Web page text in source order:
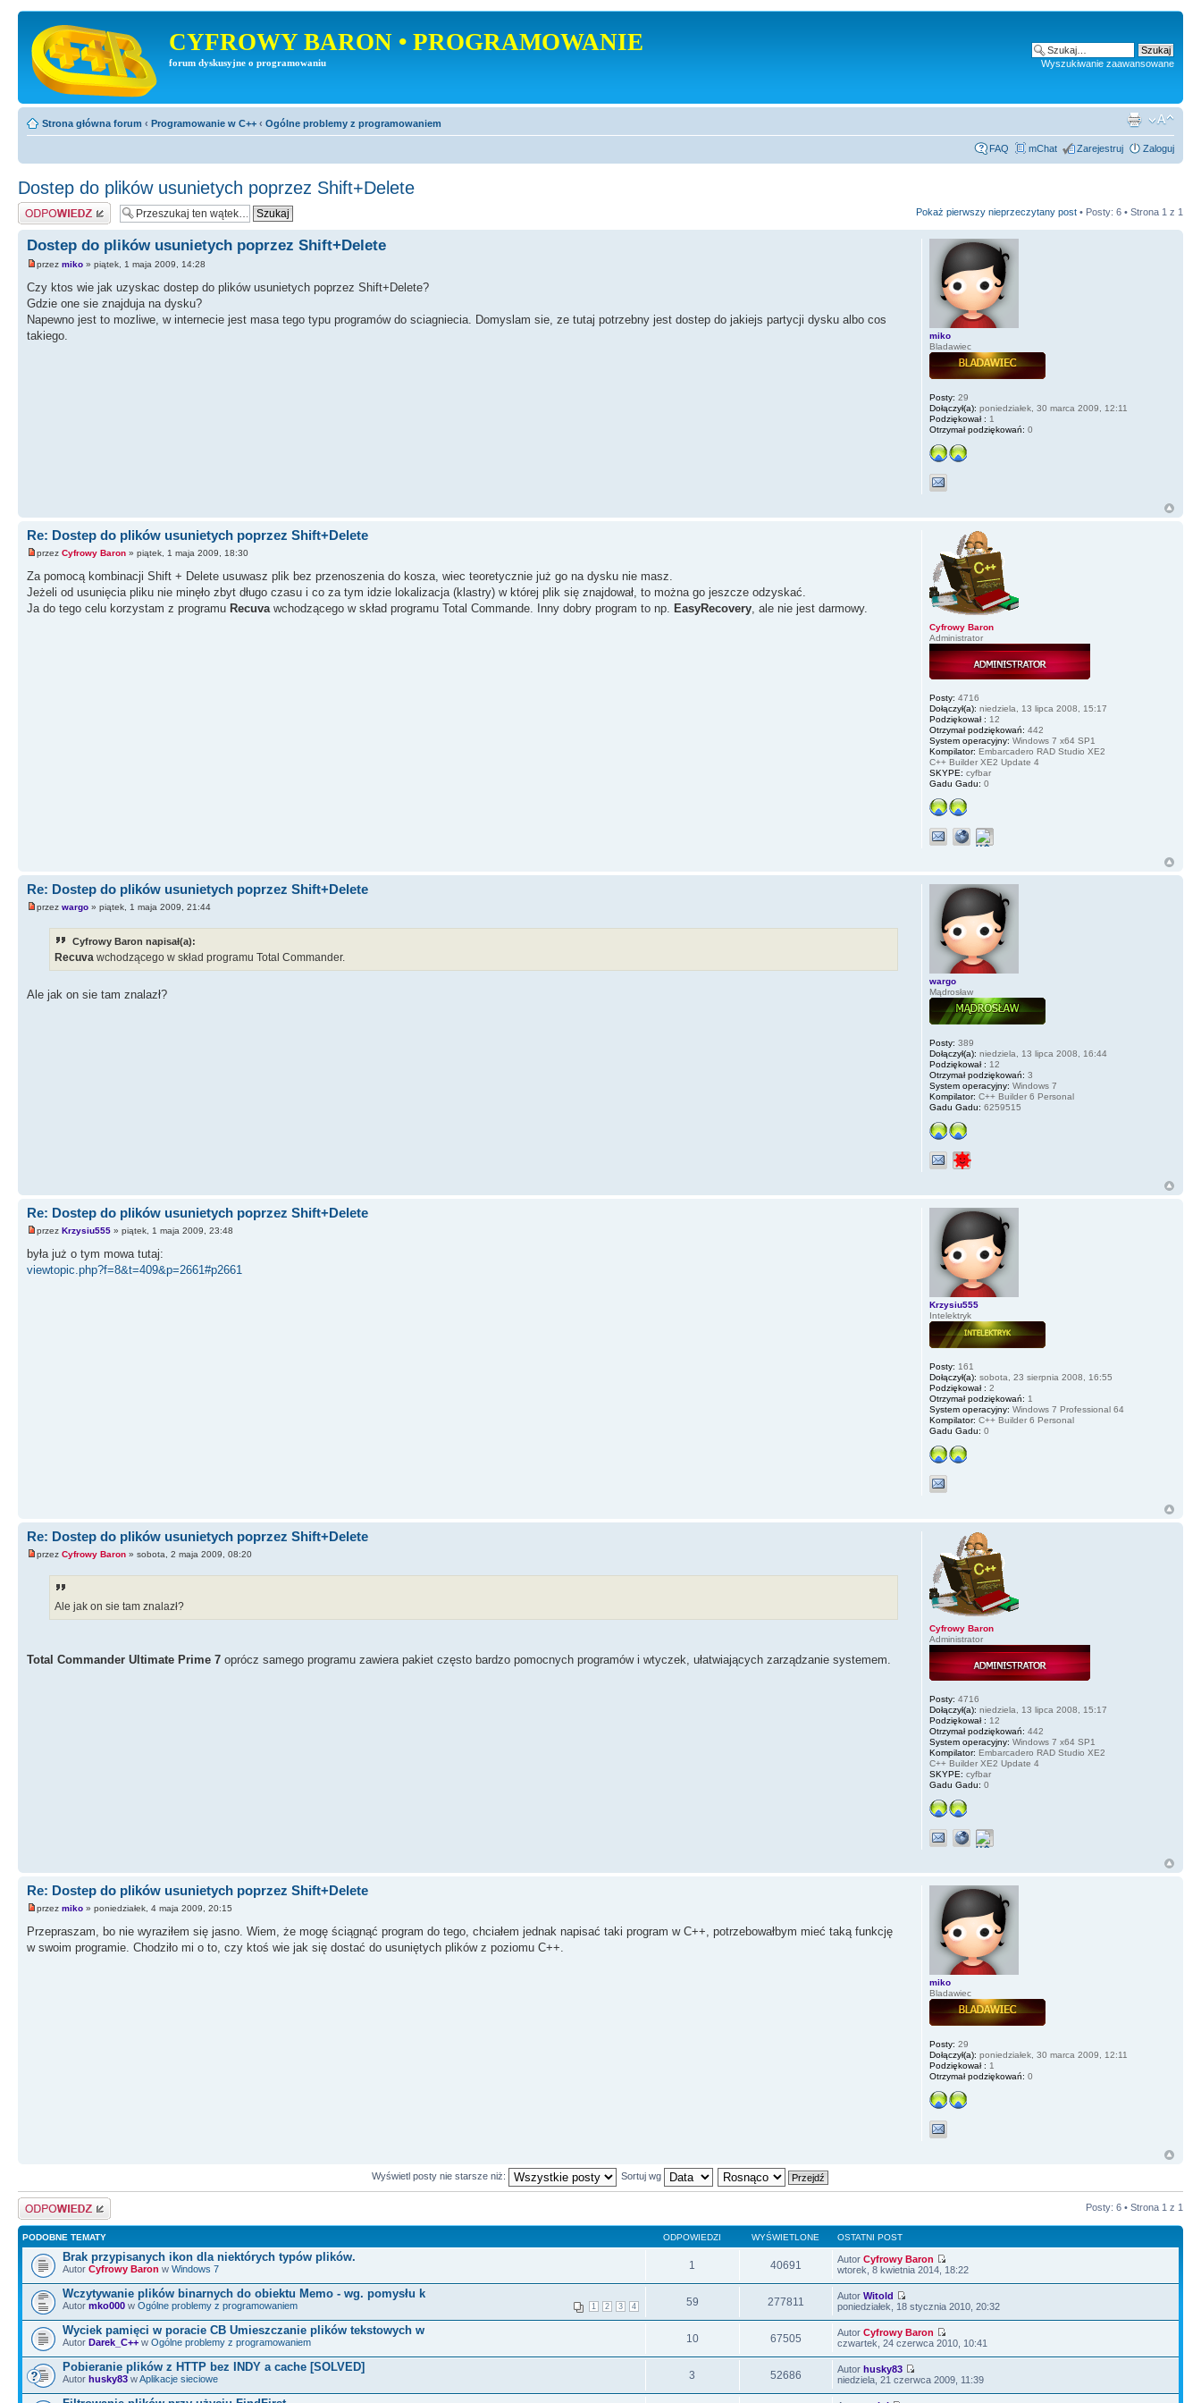
CYFROWY BARON • PROGRAMOWANIE
forum dyskusyjne o programowaniu Wyszukiwanie zaawansowane
Strona główna forum ‹ Programowanie w C++ ‹ Ogólne problemy z programowaniem
FAQ mChat Zarejestruj Zaloguj
Dostep do plików usunietych poprzez Shift+Delete
Odpowiedz Pokaż pierwszy nieprzeczytany post • Posty: 6 • Strona 1 z 1
Dostep do plików usunietych poprzez Shift+Delete
przez miko » piątek, 1 maja 2009, 14:28
Czy ktos wie jak uzyskac dostep do plików usunietych poprzez Shift+Delete?
Gdzie one sie znajduja na dysku?
Napewno jest to mozliwe, w internecie jest masa tego typu programów do sciagniecia. Domyslam sie, ze tutaj potrzebny jest dostep do jakiejs partycji dysku albo cos
takiego.
miko
Bladawiec
Posty: 29
Dołączył(a): poniedziałek, 30 marca 2009, 12:11
Podziękował : 1
Otrzymał podziękowań: 0
Re: Dostep do plików usunietych poprzez Shift+Delete
przez Cyfrowy Baron » piątek, 1 maja 2009, 18:30
Za pomocą kombinacji Shift + Delete usuwasz plik bez przenoszenia do kosza, wiec teoretycznie już go na dysku nie masz.
Jeżeli od usunięcia pliku nie minęło zbyt długo czasu i co za tym idzie lokalizacja (klastry) w której plik się znajdował, to można go jeszcze odzyskać.
Ja do tego celu korzystam z programu Recuva wchodzącego w skład programu Total Commande. Inny dobry program to np. EasyRecovery , ale nie jest darmowy.
Cyfrowy Baron
Administrator
Posty: 4716
Dołączył(a): niedziela, 13 lipca 2008, 15:17
Podziękował : 12
Otrzymał podziękowań: 442
System operacyjny: Windows 7 x64 SP1
Kompilator: Embarcadero RAD Studio XE2
C++ Builder XE2 Update 4
SKYPE: cyfbar
Gadu Gadu: 0
Re: Dostep do plików usunietych poprzez Shift+Delete
przez wargo » piątek, 1 maja 2009, 21:44
Cyfrowy Baron napisał(a):
Recuva wchodzącego w skład programu Total Commander.
Ale jak on sie tam znalazł?
wargo
Mądrosław
Posty: 389
Dołączył(a): niedziela, 13 lipca 2008, 16:44
Podziękował : 12
Otrzymał podziękowań: 3
System operacyjny: Windows 7
Kompilator: C++ Builder 6 Personal
Gadu Gadu: 6259515
Re: Dostep do plików usunietych poprzez Shift+Delete
przez Krzysiu555 » piątek, 1 maja 2009, 23:48
była już o tym mowa tutaj:
viewtopic.php?f=8&t=409&p=2661#p2661
Krzysiu555
Intelektryk
Posty: 161
Dołączył(a): sobota, 23 sierpnia 2008, 16:55
Podziękował : 2
Otrzymał podziękowań: 1
System operacyjny: Windows 7 Professional 64
Kompilator: C++ Builder 6 Personal
Gadu Gadu: 0
Re: Dostep do plików usunietych poprzez Shift+Delete
przez Cyfrowy Baron » sobota, 2 maja 2009, 08:20
Ale jak on sie tam znalazł?
Total Commander Ultimate Prime 7 oprócz samego programu zawiera pakiet często bardzo pomocnych programów i wtyczek, ułatwiających zarządzanie systemem.
Cyfrowy Baron
Administrator
Posty: 4716
Dołączył(a): niedziela, 13 lipca 2008, 15:17
Podziękował : 12
Otrzymał podziękowań: 442
System operacyjny: Windows 7 x64 SP1
Kompilator: Embarcadero RAD Studio XE2
C++ Builder XE2 Update 4
SKYPE: cyfbar
Gadu Gadu: 0
Re: Dostep do plików usunietych poprzez Shift+Delete
przez miko » poniedziałek, 4 maja 2009, 20:15
Przepraszam, bo nie wyraziłem się jasno. Wiem, że mogę ściągnąć program do tego, chciałem jednak napisać taki program w C++, potrzebowałbym mieć taką funkcję
w swoim programie. Chodziło mi o to, czy ktoś wie jak się dostać do usuniętych plików z poziomu C++.
miko
Bladawiec
Posty: 29
Dołączył(a): poniedziałek, 30 marca 2009, 12:11
Podziękował : 1
Otrzymał podziękowań: 0
Wyświetl posty nie starsze niż: Sortuj wg
Odpowiedz Posty: 6 • Strona 1 z 1
PODOBNE TEMATY ODPOWIEDZI WYŚWIETLONE OSTATNI POST
Brak przypisanych ikon dla niektórych typów plików.
Autor Cyfrowy Baron w Windows 7 1 40691 AutorCyfrowy Baron
wtorek, 8 kwietnia 2014, 18:22
Wczytywanie plików binarnych do obiektu Memo - wg. pomysłu k
1 2 3 4
Autor mko000 w Ogólne problemy z programowaniem 59 277811 AutorWitold
poniedziałek, 18 stycznia 2010, 20:32
Wyciek pamięci w poracie CB Umieszczanie plików tekstowych w
Autor Darek_C++ w Ogólne problemy z programowaniem 10 67505 AutorCyfrowy Baron
czwartek, 24 czerwca 2010, 10:41
Pobieranie plików z HTTP bez INDY a cache [SOLVED]
Autor husky83 wAplikacje sieciowe 3 52686 Autorhusky83
niedziela, 21 czerwca 2009, 11:39